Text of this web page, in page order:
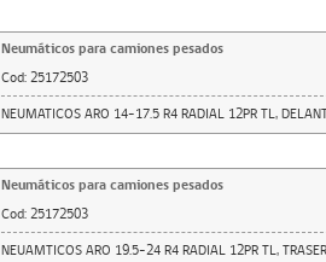
Neumáticos para camiones pesados
Cod: 25172503
NEUMATICOS ARO 14-17.5 R4 RADIAL 12PR TL,
Neumáticos para camiones pesados
Cod: 25172503
NEUAMTICOS ARO 19.5-24 R4 RADIAL 12PR TL,